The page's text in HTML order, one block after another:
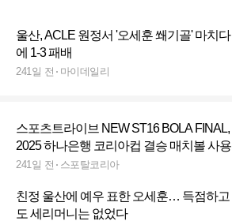
울산, ACLE 원정서 '오세훈 쐐기골' 마치다
에 1-3 패배
241일 전 마이데일리
스포츠트라이브 NEW ST16 BOLA FINAL,
2025 하나은행 코리아컵 결승 매치볼 사용
241일 전 스포탈코리아
친정 울산에 예우 표한 오세훈… 득점하고
도 세리머니는 없었다